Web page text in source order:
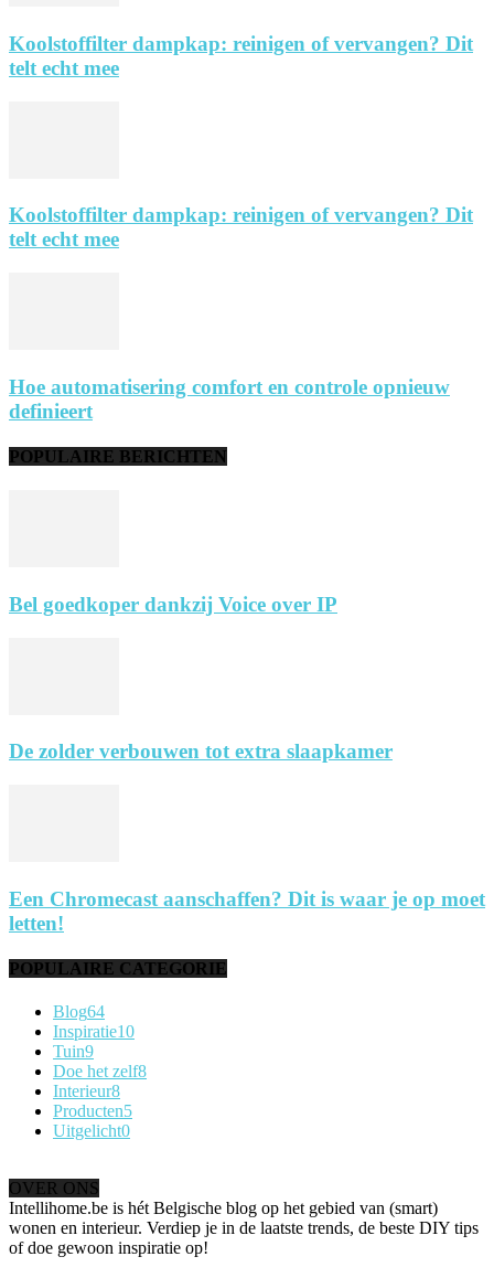
Koolstoffilter dampkap: reinigen of vervangen? Dit
telt echt mee
Koolstoffilter dampkap: reinigen of vervangen? Dit
telt echt mee
Hoe automatisering comfort en controle opnieuw
definieert
POPULAIRE BERICHTEN
Bel goedkoper dankzij Voice over IP
De zolder verbouwen tot extra slaapkamer
Een Chromecast aanschaffen? Dit is waar je op moet
letten!
POPULAIRE CATEGORIE
Blog64
Inspiratie10
Tuin9
Doe het zelf8
Interieur8
Producten5
Uitgelicht0
OVER ONS
Intellihome.be is hét Belgische blog op het gebied van (smart)
wonen en interieur. Verdiep je in de laatste trends, de beste DIY tips
of doe gewoon inspiratie op!